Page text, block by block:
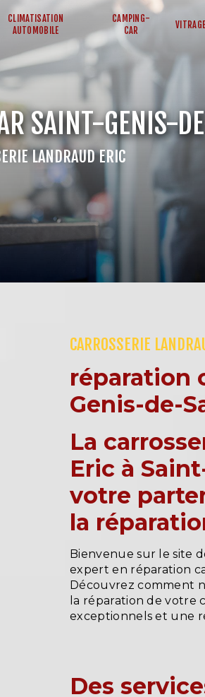
CLIMATISATION
AUTOMOBILE
CAMPING-
CAR
VITRAGE
SAINT-GENIS-
LANDRAUD ERIC
CARROSSERIE
réparation
Genis-de-
La
Eric à
votre
la
Bienvenue sur le site
expert en réparation
Découvrez comment
la réparation de votre
exceptionnels et une
Des